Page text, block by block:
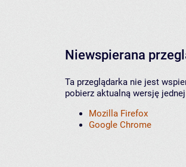
Niewspierana
Ta przeglądarka nie jest
pobierz aktualną wersję
Mozilla Firefox
Google Chrome